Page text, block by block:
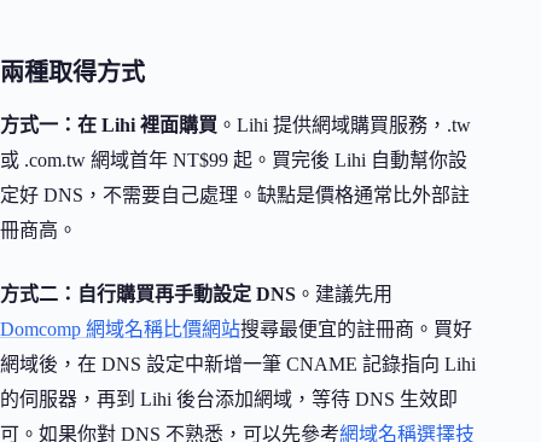
兩種取得方式
方式一：在 Lihi 裡面購買 。Lihi 提供網域購買服務，.tw
或 .com.tw 網域首年 NT$99 起。買完後 Lihi 自動幫你設
定好 DNS，不需要自己處理。缺點是價格通常比外部註
冊商高。
方式二：自行購買再手動設定 DNS 。建議先用
Domcomp 網域名稱比價網站搜尋最便宜的註冊商。買好
網域後，在 DNS 設定中新增一筆 CNAME 記錄指向 Lihi
的伺服器，再到 Lihi 後台添加網域，等待 DNS 生效即
可。如果你對 DNS 不熟悉，可以先參考網域名稱選擇技